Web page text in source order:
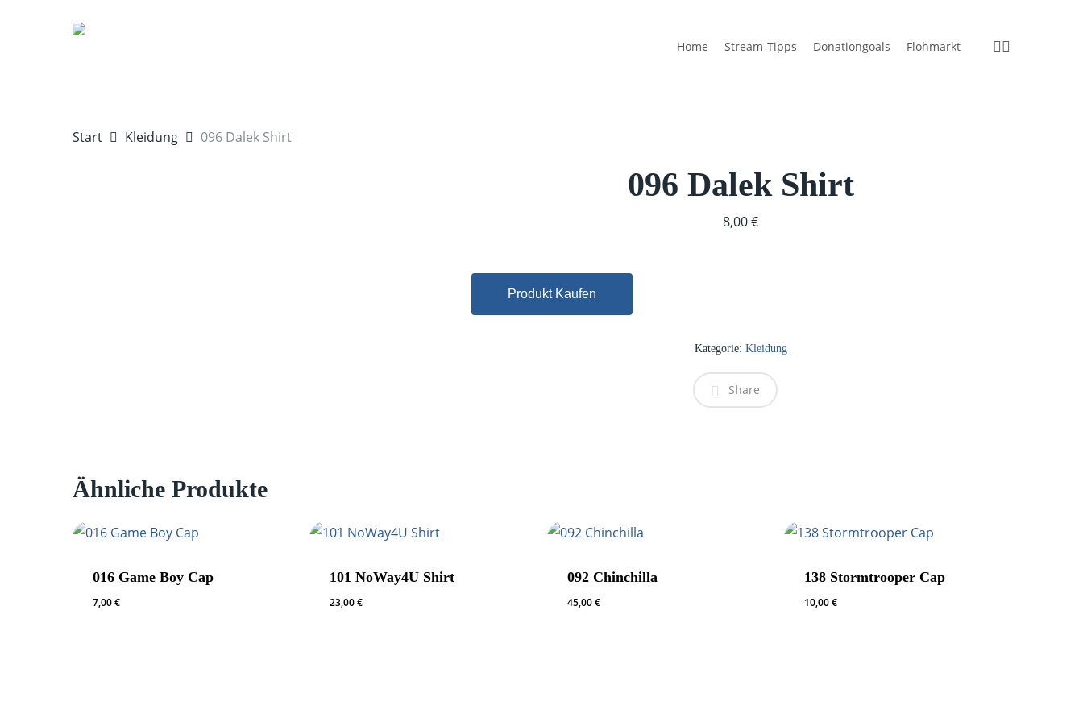
Home Stream-Tipps Donationgoals Flohmarkt instagram
discord
Start Kleidung 096 Dalek Shirt
096 Dalek Shirt
8,00€
Produkt Kaufen
Kategorie: Kleidung
Share
Ähnliche Produkte
016 Game Boy Cap
7,00€
101 NoWay4U Shirt
23,00€
092 Chinchilla
45,00€
138 Stormtrooper Cap
10,00€